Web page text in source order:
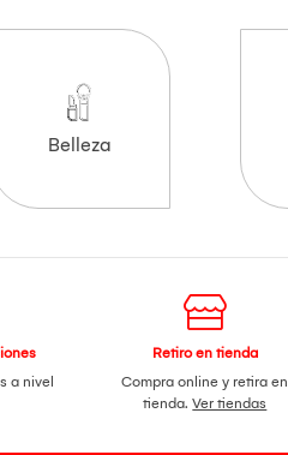
Belleza
a nivel
Retiro en tienda
Compra online y retira en
tienda.Ver tiendas